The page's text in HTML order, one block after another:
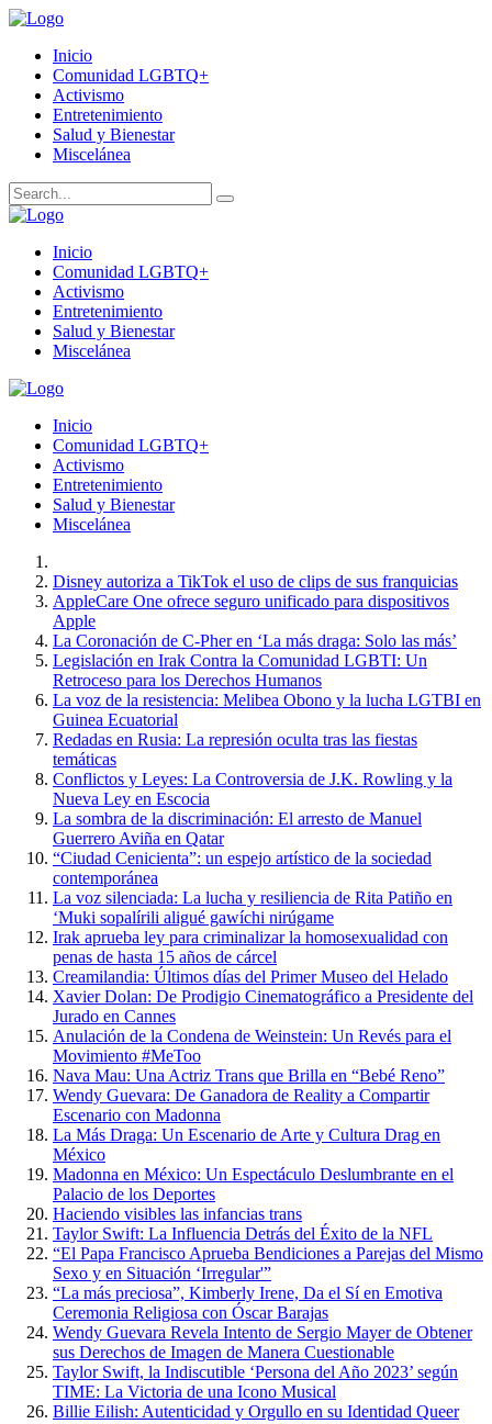
Inicio
Comunidad LGBTQ+
Activismo
Entretenimiento
Salud y Bienestar
Miscelánea
Inicio
Comunidad LGBTQ+
Activismo
Entretenimiento
Salud y Bienestar
Miscelánea
Inicio
Comunidad LGBTQ+
Activismo
Entretenimiento
Salud y Bienestar
Miscelánea
Disney autoriza a TikTok el uso de clips de sus franquicias
AppleCare One ofrece seguro unificado para dispositivos
Apple
La Coronación de C-Pher en ‘La más draga: Solo las más’
Legislación en Irak Contra la Comunidad LGBTI: Un
Retroceso para los Derechos Humanos
La voz de la resistencia: Melibea Obono y la lucha LGTBI en
Guinea Ecuatorial
Redadas en Rusia: La represión oculta tras las fiestas
temáticas
Conflictos y Leyes: La Controversia de J.K. Rowling y la
Nueva Ley en Escocia
La sombra de la discriminación: El arresto de Manuel
Guerrero Aviña en Qatar
“Ciudad Cenicienta”: un espejo artístico de la sociedad
contemporánea
La voz silenciada: La lucha y resiliencia de Rita Patiño en
‘Muki sopalírili aligué gawíchi nirúgame
Irak aprueba ley para criminalizar la homosexualidad con
penas de hasta 15 años de cárcel
Creamilandia: Últimos días del Primer Museo del Helado
Xavier Dolan: De Prodigio Cinematográfico a Presidente del
Jurado en Cannes
Anulación de la Condena de Weinstein: Un Revés para el
Movimiento #MeToo
Nava Mau: Una Actriz Trans que Brilla en “Bebé Reno”
Wendy Guevara: De Ganadora de Reality a Compartir
Escenario con Madonna
La Más Draga: Un Escenario de Arte y Cultura Drag en
México
Madonna en México: Un Espectáculo Deslumbrante en el
Palacio de los Deportes
Haciendo visibles las infancias trans
Taylor Swift: La Influencia Detrás del Éxito de la NFL
“El Papa Francisco Aprueba Bendiciones a Parejas del Mismo
Sexo y en Situación ‘Irregular'”
“La más preciosa”, Kimberly Irene, Da el Sí en Emotiva
Ceremonia Religiosa con Óscar Barajas
Wendy Guevara Revela Intento de Sergio Mayer de Obtener
sus Derechos de Imagen de Manera Cuestionable
Taylor Swift, la Indiscutible ‘Persona del Año 2023’ según
TIME: La Victoria de una Icono Musical
Billie Eilish: Autenticidad y Orgullo en su Identidad Queer